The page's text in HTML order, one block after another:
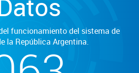
funcionamiento del sistema de
la República Argentina.